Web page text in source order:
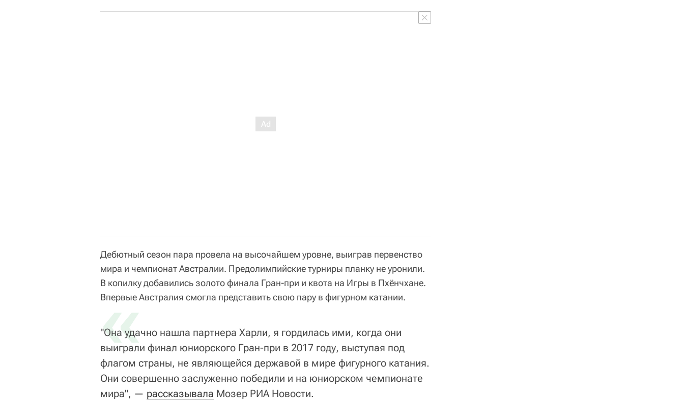
Дебютный сезон пара провела на высочайшем уровне, выиграв первенство
мира и чемпионат Австралии. Предолимпийские турниры планку не уронили.
В копилку добавились золото финала Гран-при и квота на Игры в Пхёнчхане.
Впервые Австралия смогла представить свою пару в фигурном катании.
«
"Она удачно нашла партнера Харли, я гордилась ими, когда они
выиграли финал юниорского Гран-при в 2017 году, выступая под
флагом страны, не являющейся державой в мире фигурного катания.
Они совершенно заслуженно победили и на юниорском чемпионате
мира", — рассказывала Мозер РИА Новости.